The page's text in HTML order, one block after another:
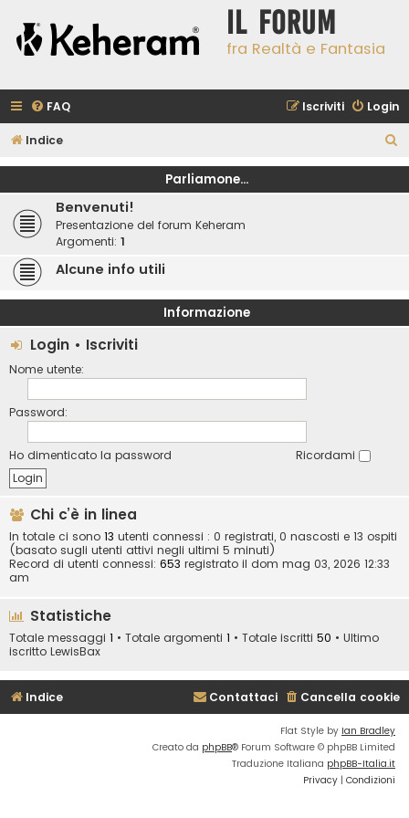
Il Forum
fra Realtà e Fantasia
FAQ Login
Iscriviti
Indice
e
Parliamone...
Benvenuti!
Presentazione del forum Keheram
Argomenti: 1
Alcune info utili
Informazione
Login • Iscriviti
Nome utente:
Password:
Ho dimenticato la password Ricordami
Chi c’è in linea
In totale ci sono 13 utenti connessi : 0 registrati, 0 nascosti e 13 ospiti
(basato sugli utenti attivi negli ultimi 5 minuti)
Record di utenti connessi: 653 registrato il dom mag 03, 2026 12:33
am
Statistiche
Totale messaggi 1 • Totale argomenti 1 • Totale iscritti 50 • Ultimo
iscritto LewisBax
Indice Cancella cookie
Contattaci
Flat Style by Ian Bradley
Creato da phpBB® Forum Software © phpBB Limited
Traduzione Italiana phpBB-Italia.it
Privacy | Condizioni